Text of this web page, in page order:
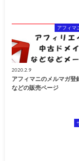
アフィマ
2020.2.9
アフィマニのメルマガ登
などの販売ページ